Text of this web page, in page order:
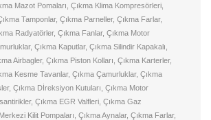
Mazot Pomaları, Çıkma Klima Kompresörleri,
Tamponlar, Çıkma Parneller, Çıkma Farlar,
Radyatörler, Çıkma Fanlar, Çıkma Motor
Çıkma Kaputlar, Çıkma Silindir Kapakalı,
Airbagler, Çıkma Piston Kolları, Çıkma Karterler,
Kesme Tavanlar, Çıkma Çamurluklar, Çıkma
Çıkma Dİreksiyon Kutuları, Çıkma Motor
Çıkma EGR Valfleri, Çıkma Gaz
Kilit Pompaları, Çıkma Aynalar, Çıkma Farlar,